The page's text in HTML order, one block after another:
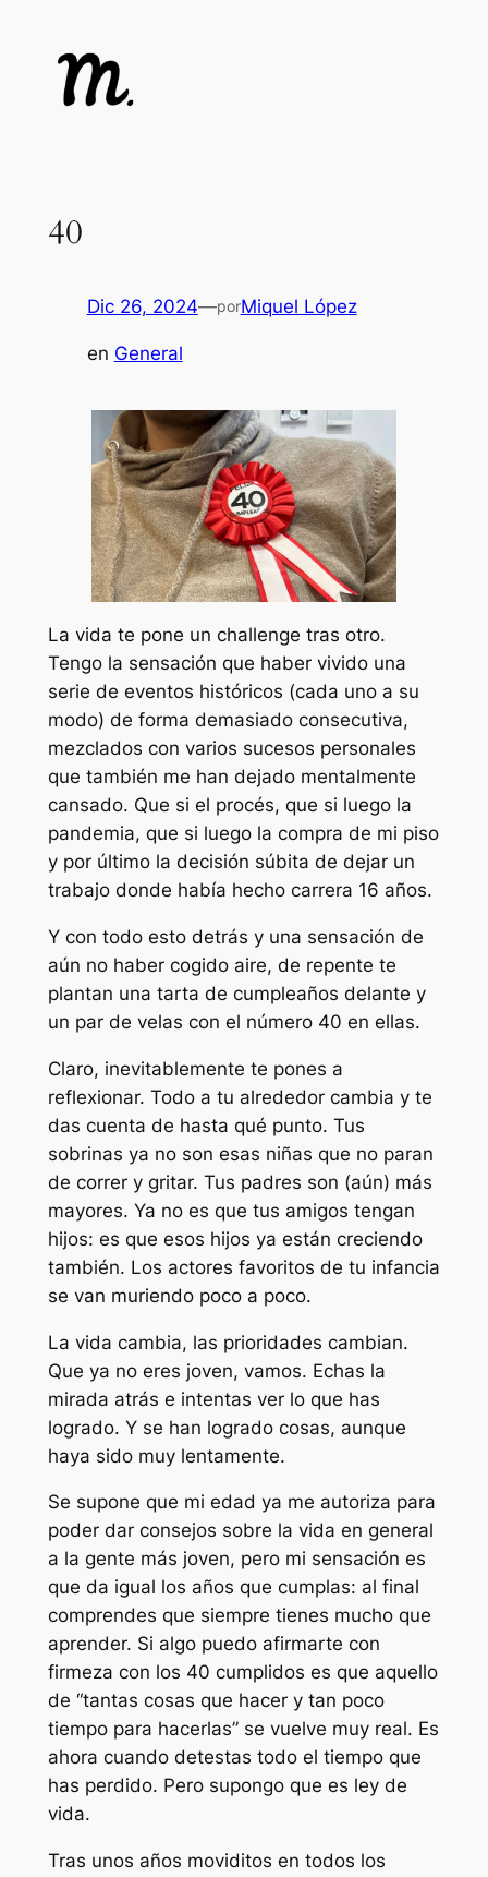
contenido
40
Dic 26, 2024—porMiquel López
en General
La vida te pone un challenge tras otro.
Tengo la sensación que haber vivido una
serie de eventos históricos (cada uno a su
modo) de forma demasiado consecutiva,
mezclados con varios sucesos personales
que también me han dejado mentalmente
cansado. Que si el procés, que si luego la
pandemia, que si luego la compra de mi piso
y por último la decisión súbita de dejar un
trabajo donde había hecho carrera 16 años.
Y con todo esto detrás y una sensación de
aún no haber cogido aire, de repente te
plantan una tarta de cumpleaños delante y
un par de velas con el número 40 en ellas.
Claro, inevitablemente te pones a
reflexionar. Todo a tu alrededor cambia y te
das cuenta de hasta qué punto. Tus
sobrinas ya no son esas niñas que no paran
de correr y gritar. Tus padres son (aún) más
mayores. Ya no es que tus amigos tengan
hijos: es que esos hijos ya están creciendo
también. Los actores favoritos de tu infancia
se van muriendo poco a poco.
La vida cambia, las prioridades cambian.
Que ya no eres joven, vamos. Echas la
mirada atrás e intentas ver lo que has
logrado. Y se han logrado cosas, aunque
haya sido muy lentamente.
Se supone que mi edad ya me autoriza para
poder dar consejos sobre la vida en general
a la gente más joven, pero mi sensación es
que da igual los años que cumplas: al final
comprendes que siempre tienes mucho que
aprender. Si algo puedo afirmarte con
firmeza con los 40 cumplidos es que aquello
de “tantas cosas que hacer y tan poco
tiempo para hacerlas” se vuelve muy real. Es
ahora cuando detestas todo el tiempo que
has perdido. Pero supongo que es ley de
vida.
Tras unos años moviditos en todos los